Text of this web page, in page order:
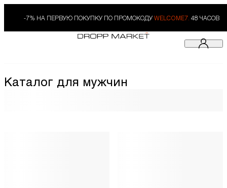
-7% НА ПЕРВУЮ ПОКУПКУ ПО ПРОМОКОДУ WELCOME7. 48 ЧАСОВ
Каталог для мужчин